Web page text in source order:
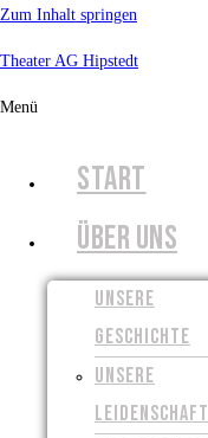
Zum Inhalt springen
Theater AG Hipstedt
Menü
START
ÜBER UNS
UNSERE
GESCHICHTE
UNSERE
LEIDENSCHAFT